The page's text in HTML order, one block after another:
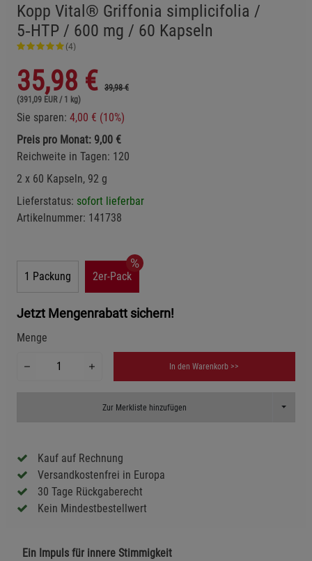
Kopp Vital® Griffonia simplicifolia /
5‑HTP / 600 mg / 60 Kapseln
(4)
35,98 €
39,98 €
(391,09 EUR / 1 kg)
Sie sparen: 4,00 € (10%)
Preis pro Monat: 9,00 €
Reichweite in Tagen: 120
2 x 60 Kapseln, 92 g
Lieferstatus: sofort lieferbar
Artikelnummer: 141738
1 Packung 2er-Pack
Jetzt Mengenrabatt sichern!
Menge
In den Warenkorb >>
Zur Merkliste hinzufügen Toggle
Kauf auf Rechnung
Versandkostenfrei in Europa
30 Tage Rückgaberecht
Kein Mindestbestellwert
Ein Impuls für innere Stimmigkeit